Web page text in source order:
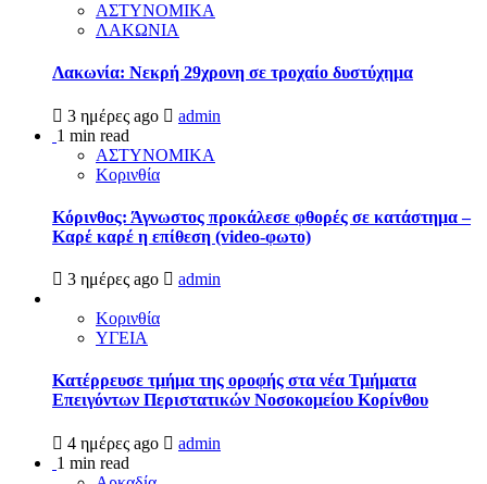
ΑΣΤΥΝΟΜΙΚΑ
ΛΑΚΩΝΙΑ
Λακωνία: Νεκρή 29χρονη σε τροχαίο δυστύχημα
3 ημέρες ago
admin
1 min read
ΑΣΤΥΝΟΜΙΚΑ
Κορινθία
Κόρινθος: Άγνωστος προκάλεσε φθορές σε κατάστημα –
Καρέ καρέ η επίθεση (video-φωτο)
3 ημέρες ago admin
Κορινθία
ΥΓΕΙΑ
Kατέρρευσε τμήμα της οροφής στα νέα Τμήματα
Επειγόντων Περιστατικών Νοσοκομείου Κορίνθου
4 ημέρες ago
admin
1 min read